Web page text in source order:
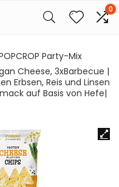
0
Party-Mix
Cheese, 3xBarbecue |
Erbsen, Reis und Linsen
auf Basis von Hefe|